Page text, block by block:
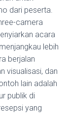
dari peserta.
camera
acara
lebih
berjalan
visualisasi, dan
lain adalah
publik di
yang